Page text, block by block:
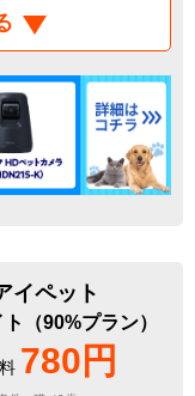
イペット
（90%プラン）
780円